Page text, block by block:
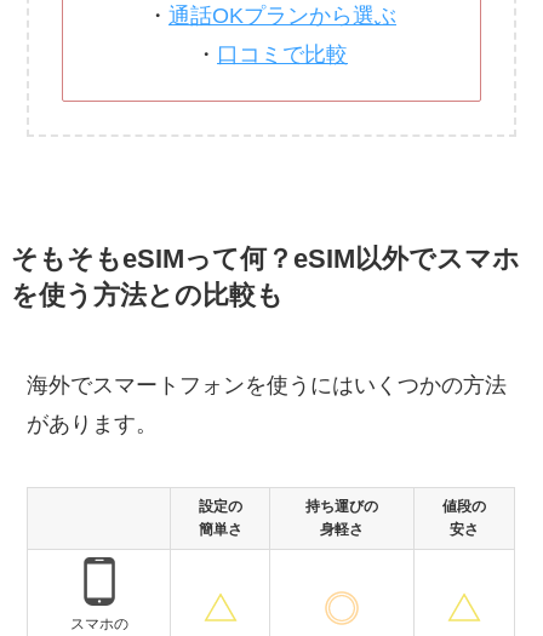
・ 通話OKプランから選ぶ
・ 口コミで比較
そもそもeSIMって何？eSIM以外でスマホ
を使う方法との比較も
海外でスマートフォンを使うにはいくつかの方法
があります。
設定の
簡単さ
持ち運びの
身軽さ
値段の
安さ
スマホの